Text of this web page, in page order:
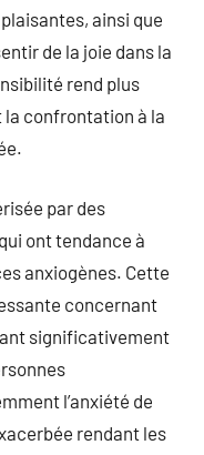
ainsi que
de la joie dans la
rend plus
la confrontation à la
par des
ont tendance à
anxiogènes. Cette
concernant
significativement
l’anxiété de
rendant les